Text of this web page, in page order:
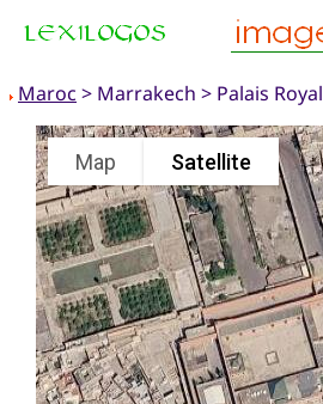
Maroc > Marrakech > Palais Royal
Map Satellite